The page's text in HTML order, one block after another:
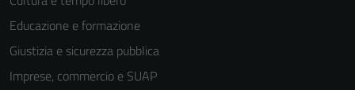
Educazione e formazione
Giustizia e sicurezza pubblica
Imprese, commercio e SUAP